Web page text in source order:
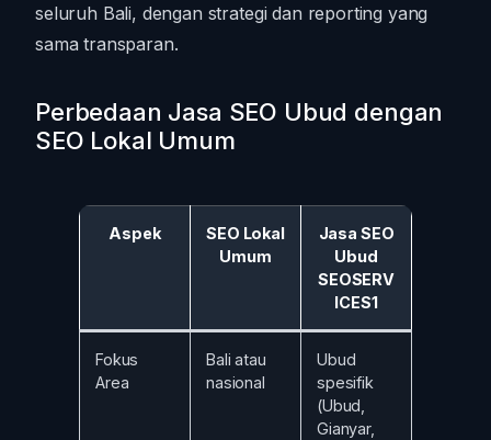
seluruh Bali, dengan strategi dan reporting yang
sama transparan.
Perbedaan Jasa SEO Ubud dengan
SEO Lokal Umum
Aspek
SEO Lokal
Umum
Jasa SEO
Ubud
SEOSERV
ICES1
Fokus
Area
Bali atau
nasional
Ubud
spesifik
(Ubud,
Gianyar,